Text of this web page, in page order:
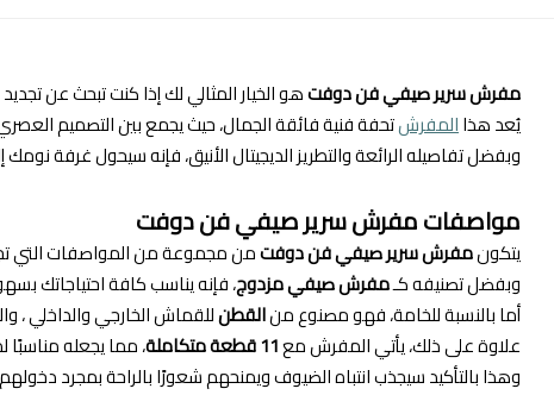
مفرش سرير صيفي فن دوفتهو الخيار المثالي لك إذا كنت تبحث عن
يُعد هذاالمفرشتحفة فنية فائقة الجمال، حيث يجمع بين التصميم
وبفضل تفاصيله الرائعة والتطريز الديجيتال الأنيق، فإنه سيحول غرفة
مواصفات مفرش سرير صيفي فن دوفت
يتكونمفرش سرير صيفي فن دوفتمن مجموعة من المواصفات التي
وبفضل تصنيفه كـمفرش صيفي مزدوج، فإنه يناسب كافة احتياجاتك
أما بالنسبة للخامة، فهو مصنوع منالقطنللقماش الخارجي والداخلي،
علاوة على ذلك، يأتي المفرش مع11 قطعة متكاملة
، مما يجعله
وهذا بالتأكيد سيجذب انتباه الضيوف ويمنحهم شعورًا بالراحة بمجرد